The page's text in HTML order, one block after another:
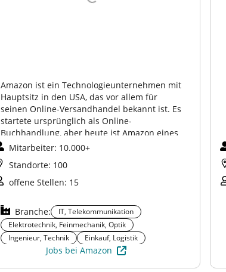
Amazon ist ein Technologieunternehmen mit
Hauptsitz in den USA, das vor allem für
seinen Online-Versandhandel bekannt ist. Es
startete ursprünglich als Online-
Buchhandlung, aber heute ist Amazon eines
der größten Unternehmen der Welt und in
vielen Bereichen tätig, bspw. als:
Unterhaltung (Amazon Prime Video, Kindle
Technologie & Innovation (Alexa , Fire TV,
Kindle, Echo, Künstliche Intelligenz,
Robotik, Drohnenzustellung)
Mitarbeiter: 10.000+
Standorte: 100
offene Stellen: 15
Branche:
IT, Telekommunikation
Elektrotechnik, Feinmechanik, Optik
Ingenieur, Technik
Einkauf, Logistik
Jobs bei Amazon